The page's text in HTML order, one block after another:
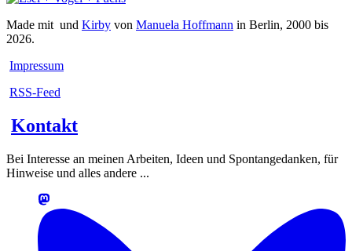
Made mit und Kirby von Manuela Hoffmann in Berlin, 2000 bis
2026.
Impressum
RSS-Feed
Kontakt
Bei Interesse an meinen Arbeiten, Ideen und Spontangedanken, für
Hinweise und alles andere ...